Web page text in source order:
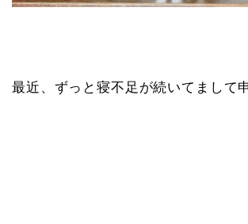
最近、ずっと寝不足が続いてまして